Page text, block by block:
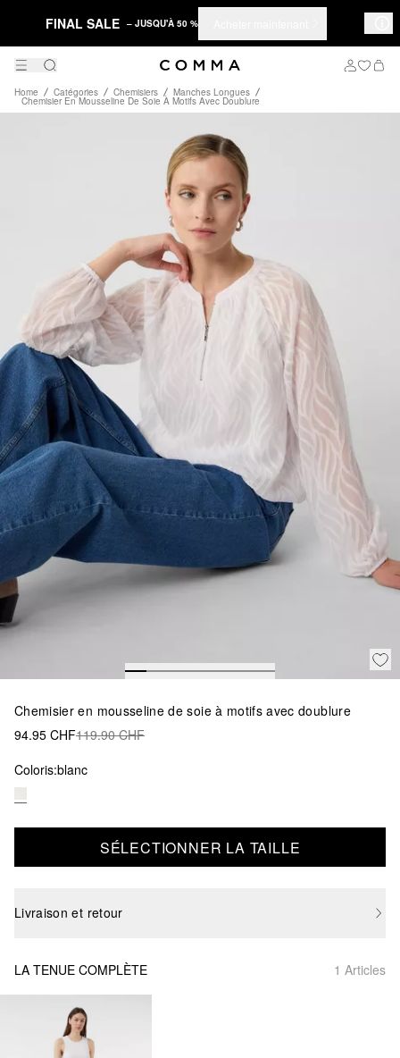
FINAL SALE – JUSQU'À 50 %
Home Catégories Chemisiers Manches Longues
Chemisier En Mousseline De Soie À Motifs Avec Doublure
Chemisier en mousseline de soie à motifs avec doublure
94.95 CHF119.90 CHF
Coloris:blanc
SÉLECTIONNER LA TAILLE
Livraison et retour
LA TENUE COMPLÈTE 1 Articles